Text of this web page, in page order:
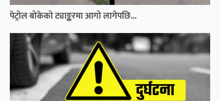
पेट्रोल बोकेको ट्याङ्करमा आगो लागेपछि...